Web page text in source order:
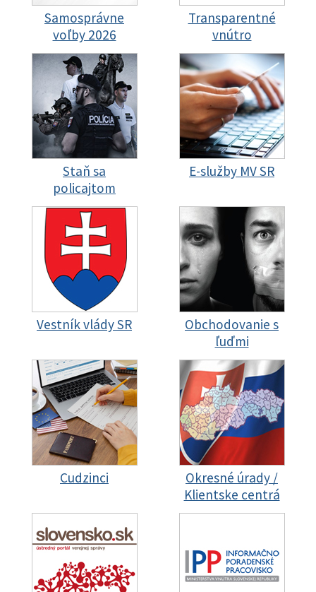
Samosprávne
voľby 2026
Transparentné
vnútro
Staň sa
policajtom
E-služby MV SR
Vestník vlády SR
Obchodovanie s
ľuďmi
Cudzinci
Okresné úrady /
Klientske centrá